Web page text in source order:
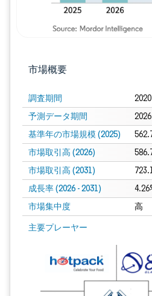
市場概要
調査期間
予測データ期間
基準年の市場規模 (2025)
市場取引高 (2026)
市場取引高 (2031)
成長率 (2026 - 2031)
市場集中度 高
主要プレーヤー
画像 © Mordor Intelligence。再利用に